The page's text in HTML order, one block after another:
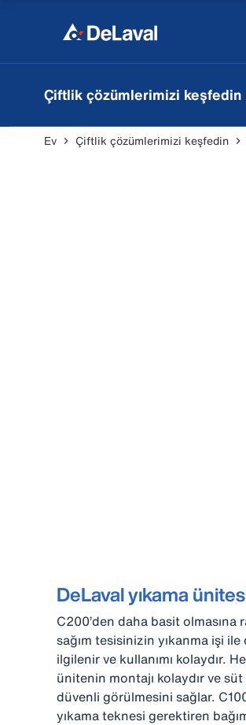
Çiftlik çözümlerimizi keşfedin
Ev Çiftlik çözümlerimizi keşfedin
DeLaval yıkama
C200’den daha basit olmasına
sağım tesisinizin yıkanma işi
ilgilenir ve kullanımı kolaydır.
ünitenin montajı kolaydır ve süt
düvenli görülmesini sağlar.
yıkama teknesi gerektiren